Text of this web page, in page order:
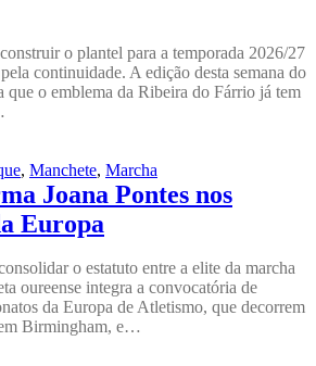
o plantel para a temporada 2026/27
continuidade. A edição desta semana do
que o emblema da Ribeira do Fárrio já tem
, Manchete, Marcha
Joana Pontes nos
Europa
o estatuto entre a elite da marcha
oureense integra a convocatória de
da Europa de Atletismo, que decorrem
Birmingham, e…